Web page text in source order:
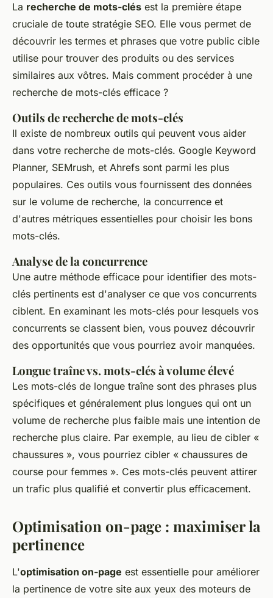
La recherche de mots-clés est la première étape
cruciale de toute stratégie SEO. Elle vous permet de
découvrir les termes et phrases que votre public cible
utilise pour trouver des produits ou des services
similaires aux vôtres. Mais comment procéder à une
recherche de mots-clés efficace ?
Outils de recherche de mots-clés
Il existe de nombreux outils qui peuvent vous aider
dans votre recherche de mots-clés. Google Keyword
Planner, SEMrush, et Ahrefs sont parmi les plus
populaires. Ces outils vous fournissent des données
sur le volume de recherche, la concurrence et
d'autres métriques essentielles pour choisir les bons
mots-clés.
Analyse de la concurrence
Une autre méthode efficace pour identifier des mots-
clés pertinents est d'analyser ce que vos concurrents
ciblent. En examinant les mots-clés pour lesquels vos
concurrents se classent bien, vous pouvez découvrir
des opportunités que vous pourriez avoir manquées.
Longue traîne vs. mots-clés à volume élevé
Les mots-clés de longue traîne sont des phrases plus
spécifiques et généralement plus longues qui ont un
volume de recherche plus faible mais une intention de
recherche plus claire. Par exemple, au lieu de cibler «
chaussures », vous pourriez cibler « chaussures de
course pour femmes ». Ces mots-clés peuvent attirer
un trafic plus qualifié et convertir plus efficacement.
Optimisation on-page : maximiser la
pertinence
L'optimisation on-page est essentielle pour améliorer
la pertinence de votre site aux yeux des moteurs de